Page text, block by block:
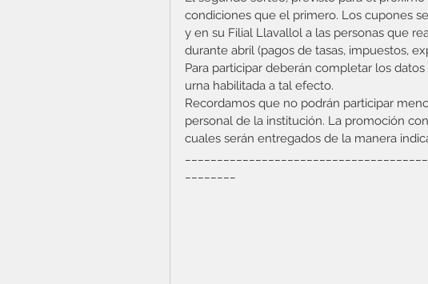
condiciones que el primero. Los cupones
y en su Filial Llavallol a las personas que
durante abril (pagos de tasas, impuestos,
Para participar deberán completar los
urna habilitada a tal efecto.
Recordamos que no podrán participar
personal de la institución. La promoción
cuales serán entregados de la manera